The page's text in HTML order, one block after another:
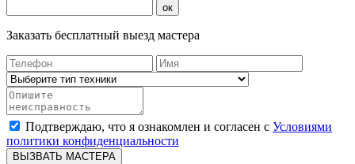
ок
Заказать бесплатный выезд мастера
Подтверждаю, что я ознакомлен и согласен с Условиями
политики конфиденциальности
ВЫЗВАТЬ МАСТЕРА